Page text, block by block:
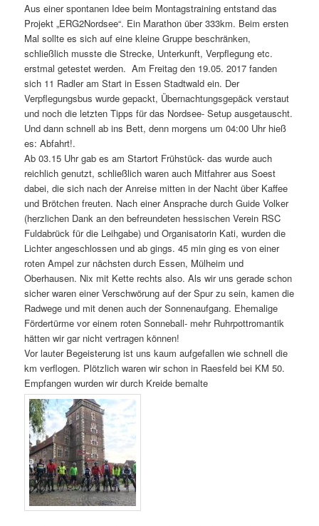
Aus einer spontanen Idee beim Montagstraining entstand das
Projekt „ERG2Nordsee“. Ein Marathon über 333km. Beim ersten
Mal sollte es sich auf eine kleine Gruppe beschränken,
schließlich musste die Strecke, Unterkunft, Verpflegung etc.
erstmal getestet werden. Am Freitag den 19.05. 2017 fanden
sich 11 Radler am Start in Essen Stadtwald ein. Der
Verpflegungsbus wurde gepackt, Übernachtungsgepäck verstaut
und noch die letzten Tipps für das Nordsee- Setup ausgetauscht.
Und dann schnell ab ins Bett, denn morgens um 04:00 Uhr hieß
es: Abfahrt!.
Ab 03.15 Uhr gab es am Startort Frühstück- das wurde auch
reichlich genutzt, schließlich waren auch Mitfahrer aus Soest
dabei, die sich nach der Anreise mitten in der Nacht über Kaffee
und Brötchen freuten. Nach einer Ansprache durch Guide Volker
(herzlichen Dank an den befreundeten hessischen Verein RSC
Fuldabrück für die Leihgabe) und Organisatorin Kati, wurden die
Lichter angeschlossen und ab gings. 45 min ging es von einer
roten Ampel zur nächsten durch Essen, Mülheim und
Oberhausen. Nix mit Kette rechts also. Als wir uns gerade schon
sicher waren einer Verschwörung auf der Spur zu sein, kamen die
Radwege und mit denen auch der Sonnenaufgang. Ehemalige
Fördertürme vor einem roten Sonneball- mehr Ruhrpottromantik
hätten wir gar nicht vertragen können!
Vor lauter Begeisterung ist uns kaum aufgefallen wie schnell die
km verflogen. Plötzlich waren wir schon in Raesfeld bei KM 50.
Empfangen wurden wir durch Kreide bemalte